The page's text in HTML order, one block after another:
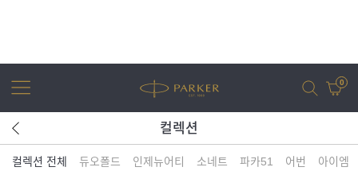
0
컬렉션
컬렉션 전체 듀오폴드 인제뉴어티 소네트 파카51 어번 아이엠